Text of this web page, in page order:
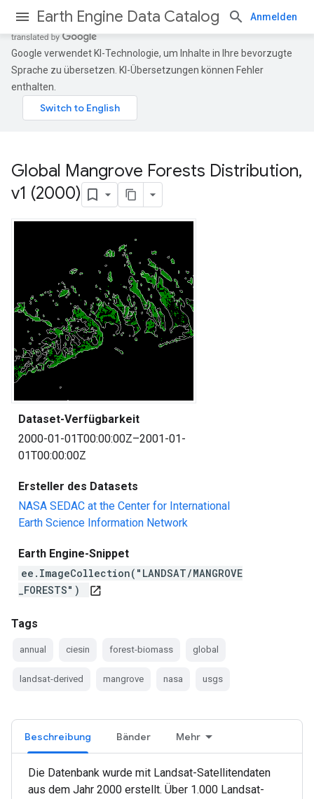
Earth Engine Data Catalog Anmelden
Google verwendet KI-Technologie, um Inhalte in Ihre bevorzugte
Sprache zu übersetzen. KI-Übersetzungen können Fehler
enthalten.
Global Mangrove Forests Distribution,
v1 (2000)
Dataset-Verfügbarkeit
2000-01-01T00:00:00Z–2001-01-
01T00:00:00Z
Ersteller des Datasets
NASA SEDAC at the Center for International
Earth Science Information Network
Earth Engine-Snippet
ee.ImageCollection("LANDSAT/MANGROVE
_FORESTS")
open_in_new
Tags
annual ciesin forest-biomass global
landsat-derived mangrove nasa usgs
Beschreibung Bänder Mehr
Die Datenbank wurde mit Landsat-Satellitendaten
aus dem Jahr 2000 erstellt. Über 1.000 Landsat-